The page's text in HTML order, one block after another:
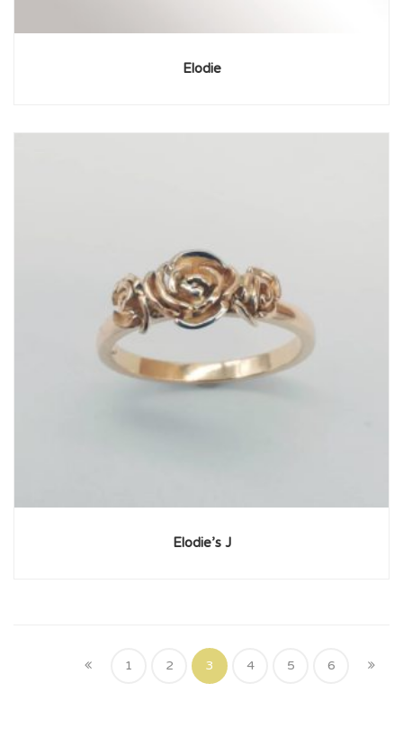
Elodie
Elodie’s J
1 2 3 4 5 6